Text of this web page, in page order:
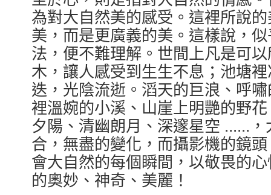
為對大自然美的感受。這裡所說
美，而是更廣義的美。這樣說，
法，便不難理解。世間上凡是可
木，讓人感受到生生不息；池塘
迭，光陰流逝。滔天的巨浪、呼
裡溫婉的小溪、山崖上明艷的野
夕陽、清幽朗月、深邃星空 ......
合，無盡的變化，而攝影機的鏡
會大自然的每個瞬間，以敬畏的
的奧妙、神奇、美麗！